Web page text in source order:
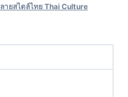
ลายสไตล์ไทย Thai Culture